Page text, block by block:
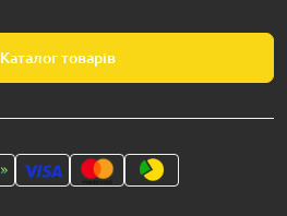
Каталог товарів